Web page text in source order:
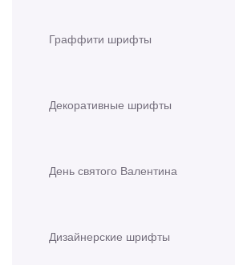
Граффити шрифты
Декоративные шрифты
День святого Валентина
Дизайнерские шрифты